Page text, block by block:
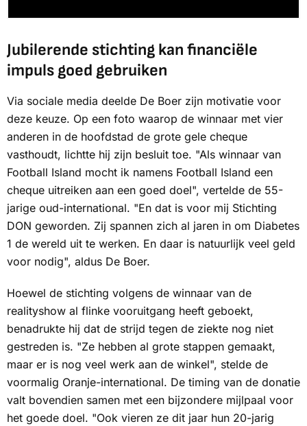
Jubilerende stichting kan financiële
impuls goed gebruiken
Via sociale media deelde De Boer zijn motivatie voor
deze keuze. Op een foto waarop de winnaar met vier
anderen in de hoofdstad de grote gele cheque
vasthoudt, lichtte hij zijn besluit toe. "Als winnaar van
Football Island mocht ik namens Football Island een
cheque uitreiken aan een goed doel", vertelde de 55-
jarige oud-international. "En dat is voor mij Stichting
DON geworden. Zij spannen zich al jaren in om Diabetes
1 de wereld uit te werken. En daar is natuurlijk veel geld
voor nodig", aldus De Boer.
Hoewel de stichting volgens de winnaar van de
realityshow al flinke vooruitgang heeft geboekt,
benadrukte hij dat de strijd tegen de ziekte nog niet
gestreden is. "Ze hebben al grote stappen gemaakt,
maar er is nog veel werk aan de winkel", stelde de
voormalig Oranje-international. De timing van de donatie
valt bovendien samen met een bijzondere mijlpaal voor
het goede doel. "Ook vieren ze dit jaar hun 20-jarig